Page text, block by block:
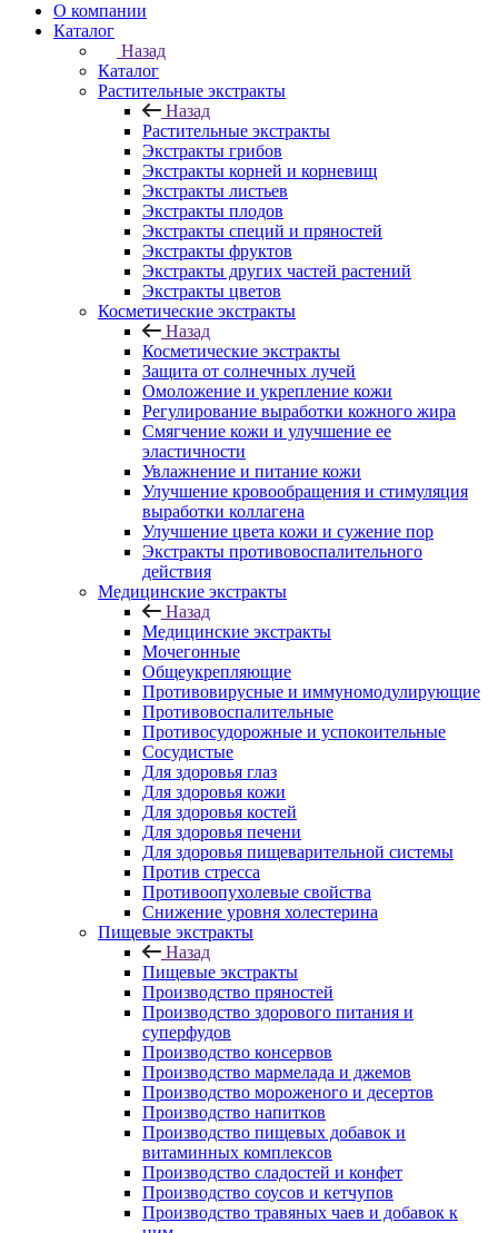
О компании
Каталог
Назад
Каталог
Растительные экстракты
Назад
Растительные экстракты
Экстракты грибов
Экстракты корней и корневищ
Экстракты листьев
Экстракты плодов
Экстракты специй и пряностей
Экстракты фруктов
Экстракты других частей растений
Экстракты цветов
Косметические экстракты
Назад
Косметические экстракты
Защита от солнечных лучей
Омоложение и укрепление кожи
Регулирование выработки кожного жира
Смягчение кожи и улучшение ее
эластичности
Увлажнение и питание кожи
Улучшение кровообращения и стимуляция
выработки коллагена
Улучшение цвета кожи и сужение пор
Экстракты противовоспалительного
действия
Медицинские экстракты
Назад
Медицинские экстракты
Мочегонные
Общеукрепляющие
Противовирусные и иммуномодулирующие
Противовоспалительные
Противосудорожные и успокоительные
Сосудистые
Для здоровья глаз
Для здоровья кожи
Для здоровья костей
Для здоровья печени
Для здоровья пищеварительной системы
Против стресса
Противоопухолевые свойства
Снижение уровня холестерина
Пищевые экстракты
Назад
Пищевые экстракты
Производство пряностей
Производство здорового питания и
суперфудов
Производство консервов
Производство мармелада и джемов
Производство мороженого и десертов
Производство напитков
Производство пищевых добавок и
витаминных комплексов
Производство сладостей и конфет
Производство соусов и кетчупов
Производство травяных чаев и добавок к